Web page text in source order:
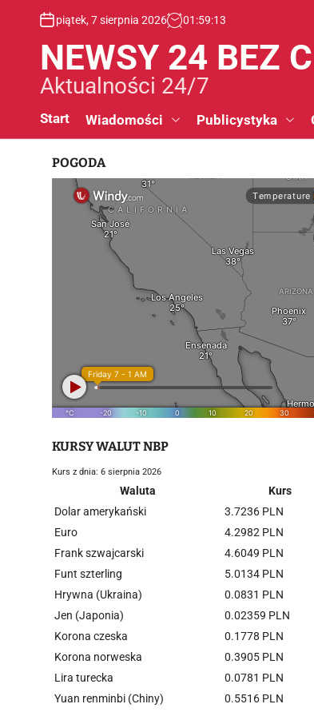
piątek, 7 sierpnia 2026 01 :59:14
NEWSY 24 BEZ
Aktualności 24/7
Start Wiadomości Publicystyka
POGODA
KURSY WALUT NBP
Kurs z dnia: 6 sierpnia 2026
Waluta
Kurs
Dolar amerykański
3.7236 PLN
Euro
4.2982 PLN
Frank szwajcarski
4.6049 PLN
Funt szterling
5.0134 PLN
Hrywna (Ukraina)
0.0831 PLN
Jen (Japonia)
0.02359 PLN
Korona czeska
0.1778 PLN
Korona norweska
0.3905 PLN
Lira turecka
0.0781 PLN
Yuan renminbi (Chiny)
0.5516 PLN